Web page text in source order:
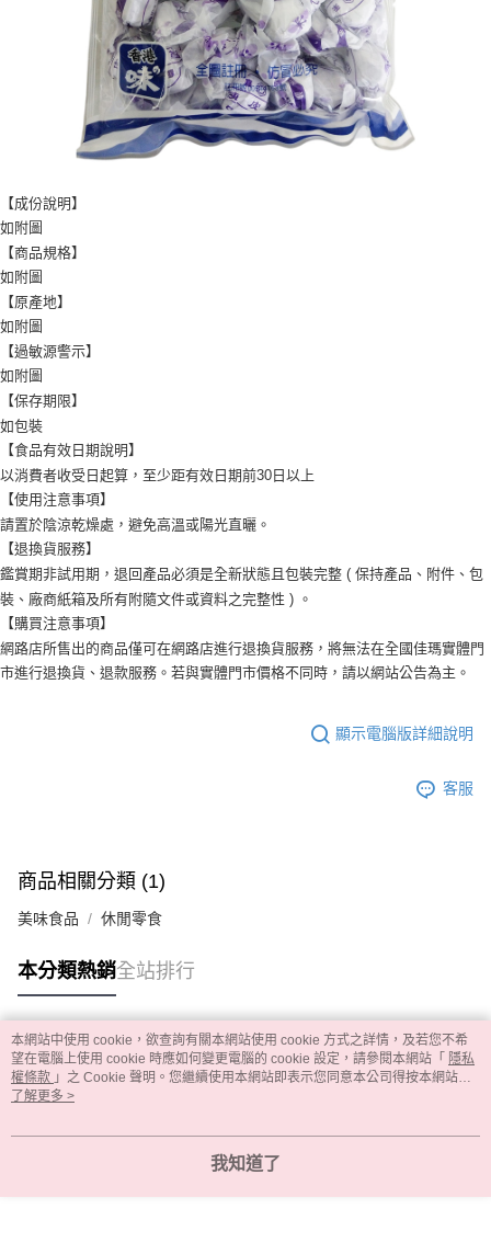
【成份說明】
如附圖
【商品規格】
如附圖
【原產地】
如附圖
【過敏源警示】
如附圖
【保存期限】
如包裝
【食品有效日期說明】
以消費者收受日起算，至少距有效日期前30日以上
【使用注意事項】
請置於陰涼乾燥處，避免高溫或陽光直曬。
【退換貨服務】
鑑賞期非試用期，退回產品必須是全新狀態且包裝完整 ( 保持產品、附件、包
裝、廠商紙箱及所有附隨文件或資料之完整性 ) 。
【購買注意事項】
網路店所售出的商品僅可在網路店進行退換貨服務，將無法在全國佳瑪實體門
市進行退換貨、退款服務。若與實體門市價格不同時，請以網站公告為主。
顯示電腦版詳細說明
客服
商品相關分類 (1)
美味食品 休閒零食
本分類熱銷全站排行
熱門標籤
本網站中使用 cookie，欲查詢有關本網站使用 cookie 方式之詳情，及若您不希
望在電腦上使用 cookie 時應如何變更電腦的 cookie 設定，請參閱本網站「 隱私
權條款 」之 Cookie 聲明。您繼續使用本網站即表示您同意本公司得按本網站使
用條款之 Cookie 聲明使用 cookie。
了解更多 >
我知道了